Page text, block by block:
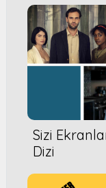
Sizi
Dizi